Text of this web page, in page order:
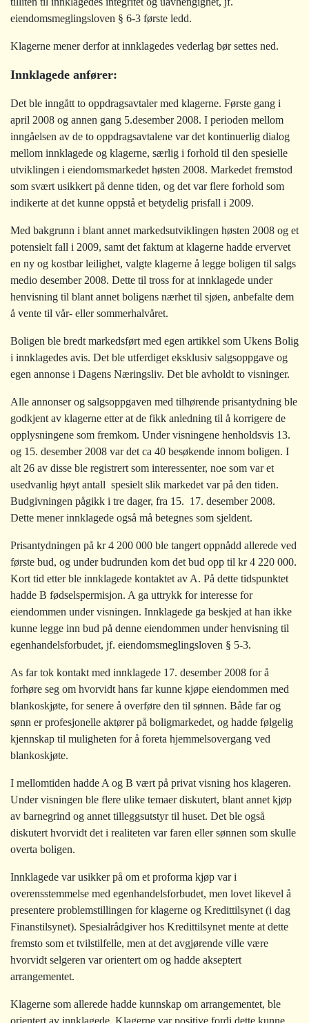
eiendomsmeglingsloven § 6-3 første ledd.
Klagerne mener derfor at innklagedes vederlag bør settes ned.
Innklagede anfører:
Det ble inngått to oppdragsavtaler med klagerne. Første gang i
april 2008 og annen gang 5.desember 2008. I perioden mellom
inngåelsen av de to oppdragsavtalene var det kontinuerlig dialog
mellom innklagede og klagerne, særlig i forhold til den spesielle
utviklingen i eiendomsmarkedet høsten 2008. Markedet fremstod
som svært usikkert på denne tiden, og det var flere forhold som
indikerte at det kunne oppstå et betydelig prisfall i 2009.
Med bakgrunn i blant annet markedsutviklingen høsten 2008 og et
potensielt fall i 2009, samt det faktum at klagerne hadde ervervet
en ny og kostbar leilighet, valgte klagerne å legge boligen til salgs
medio desember 2008. Dette til tross for at innklagede under
henvisning til blant annet boligens nærhet til sjøen, anbefalte dem
å vente til vår- eller sommerhalvåret.
Boligen ble bredt markedsført med egen artikkel som Ukens Bolig
i innklagedes avis. Det ble utferdiget eksklusiv salgsoppgave og
egen annonse i Dagens Næringsliv. Det ble avholdt to visninger.
Alle annonser og salgsoppgaven med tilhørende prisantydning ble
godkjent av klagerne etter at de fikk anledning til å korrigere de
opplysningene som fremkom. Under visningene henholdsvis 13.
og 15. desember 2008 var det ca 40 besøkende innom boligen. I
alt 26 av disse ble registrert som interessenter, noe som var et
usedvanlig høyt antall  spesielt slik markedet var på den tiden.
Budgivningen pågikk i tre dager, fra 15.  17. desember 2008.
Dette mener innklagede også må betegnes som sjeldent.
Prisantydningen på kr 4 200 000 ble tangert oppnådd allerede ved
første bud, og under budrunden kom det bud opp til kr 4 220 000.
Kort tid etter ble innklagede kontaktet av A. På dette tidspunktet
hadde B fødselspermisjon. A ga uttrykk for interesse for
eiendommen under visningen. Innklagede ga beskjed at han ikke
kunne legge inn bud på denne eiendommen under henvisning til
egenhandelsforbudet, jf. eiendomsmeglingsloven § 5-3.
As far tok kontakt med innklagede 17. desember 2008 for å
forhøre seg om hvorvidt hans far kunne kjøpe eiendommen med
blankoskjøte, for senere å overføre den til sønnen. Både far og
sønn er profesjonelle aktører på boligmarkedet, og hadde følgelig
kjennskap til muligheten for å foreta hjemmelsovergang ved
blankoskjøte.
I mellomtiden hadde A og B vært på privat visning hos klageren.
Under visningen ble flere ulike temaer diskutert, blant annet kjøp
av barnegrind og annet tilleggsutstyr til huset. Det ble også
diskutert hvorvidt det i realiteten var faren eller sønnen som skulle
overta boligen.
Innklagede var usikker på om et proforma kjøp var i
overensstemmelse med egenhandelsforbudet, men lovet likevel å
presentere problemstillingen for klagerne og Kredittilsynet (i dag
Finanstilsynet). Spesialrådgiver hos Kredittilsynet mente at dette
fremsto som et tvilstilfelle, men at det avgjørende ville være
hvorvidt selgeren var orientert om og hadde akseptert
arrangementet.
Klagerne som allerede hadde kunnskap om arrangementet, ble
orientert av innklagede. Klagerne var positive fordi dette kunne